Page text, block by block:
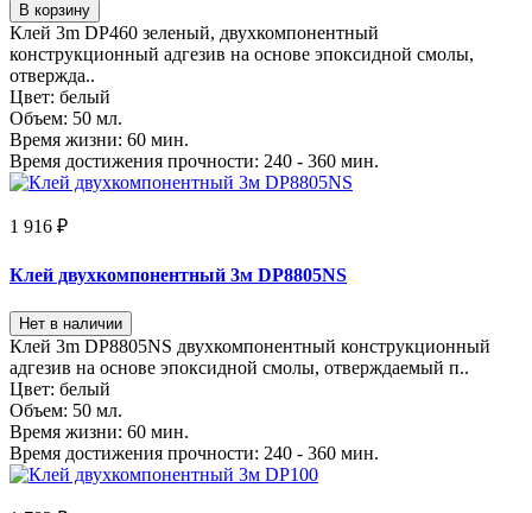
В корзину
Клей 3m DP460 зеленый, двухкомпонентный
конструкционный адгезив на основе эпоксидной смолы,
отвержда..
Цвет: белый
Объем: 50 мл.
Время жизни: 60 мин.
Время достижения прочности: 240 - 360 мин.
1 916 ₽
Клей двухкомпонентный 3м DP8805NS
Нет в наличии
Клей 3m DP8805NS двухкомпонентный конструкционный
адгезив на основе эпоксидной смолы, отверждаемый п..
Цвет: белый
Объем: 50 мл.
Время жизни: 60 мин.
Время достижения прочности: 240 - 360 мин.